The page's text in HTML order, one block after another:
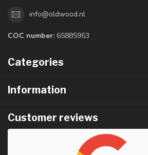
info@oldwood.nl
COC number: 65885953
Categories
Information
Customer reviews